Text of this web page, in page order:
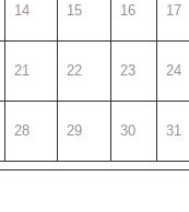
14 15 16 17
21 22 23 24
28 29 30 31